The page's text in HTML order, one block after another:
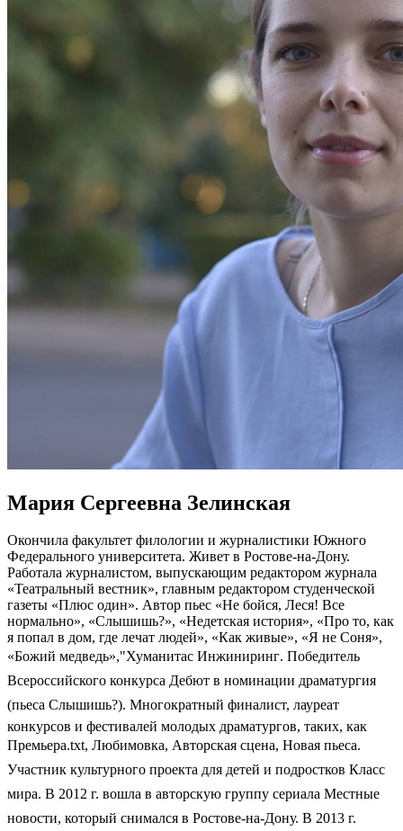
Мария Сергеевна Зелинская
Окончила факультет филологии и журналистики Южного
Федерального университета. Живет в Ростове-на-Дону.
Работала журналистом, выпускающим редактором журнала
«Театральный вестник», главным редактором студенческой
газеты «Плюс один». Автор пьес «Не бойся, Леся! Все
нормально», «Слышишь?», «Недетская история», «Про то, как
я попал в дом, где лечат людей», «Как живые», «Я не Соня»,
«Божий медведь»,"Хуманитас Инжиниринг. Победитель
Всероссийского конкурса Дебют в номинации драматургия
(пьеса Слышишь?). Многократный финалист, лауреат
конкурсов и фестивалей молодых драматургов, таких, как
Премьера.txt, Любимовка, Авторская сцена, Новая пьеса.
Участник культурного проекта для детей и подростков Класс
мира. В 2012 г. вошла в авторскую группу сериала Местные
новости, который снимался в Ростове-на-Дону. В 2013 г.